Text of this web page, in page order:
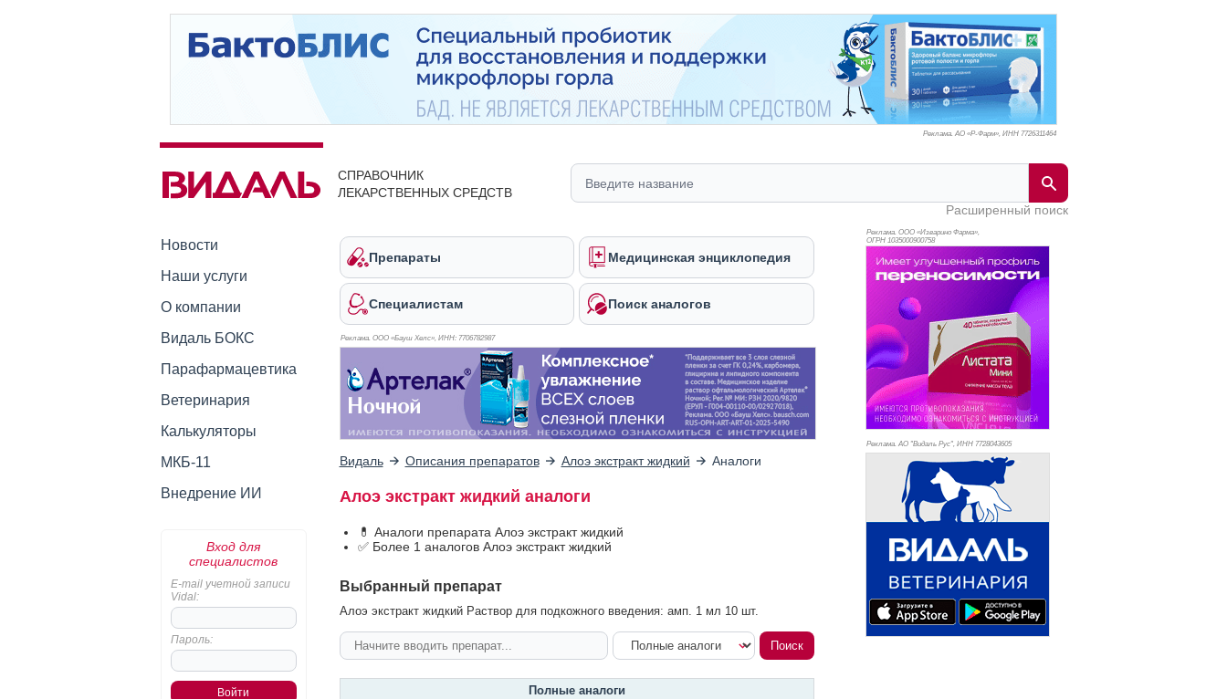
Реклама. АО «Р-Фарм», ИНН 7726311464
СПРАВОЧНИК
ЛЕКАРСТВЕННЫХ СРЕДСТВ
Расширенный поиск
Новости
Наши услуги
О компании
Видаль БОКС
Парафармацевтика
Ветеринария
Калькуляторы
МКБ-11
Внедрение ИИ
Вход для
специалистов
E-mail учетной записи
Vidal:
Пароль:
Препараты Медицинская энциклопедия
Специалистам Поиск аналогов
Реклама. ООО «Бауш Хелс», ИНН: 7706782987
Видаль Описания препаратов Алоэ экстракт жидкий Аналоги
Алоэ экстракт жидкий аналоги
💊 Аналоги препарата Алоэ экстракт жидкий
✅ Более 1 аналогов Алоэ экстракт жидкий
Выбранный препарат
Алоэ экстракт жидкий Раствор для подкожного введения: амп. 1 мл 10 шт.
Полные аналоги
Реклама. ООО «Изварино Фарма»,
ОГРН 1035000900758
Реклама. АО "Видаль Рус", ИНН 7728043605